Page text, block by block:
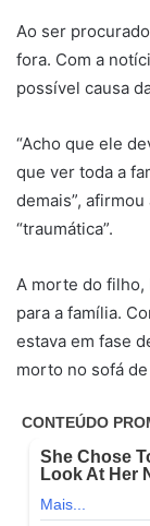
Ao ser
fora. Com a
possível causa
“Acho que ele
que ver toda a
demais”,
“traumática”.
A morte do filho,
para a família.
estava em fase
morto no sofá